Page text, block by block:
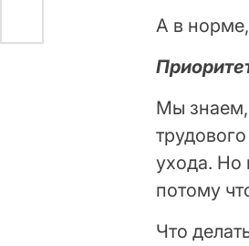
А в
Мы знаем,
ухода. Но
потому
Что